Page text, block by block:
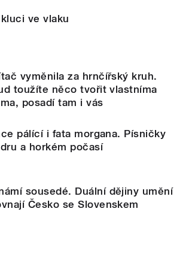
kluci ve vlaku
vyměnila za hrnčířský kruh.
toužíte něco tvořit vlastníma
posadí tam i vás
pálící i fata morgana. Písničky
a horkém počasí
sousedé. Duální dějiny umění
Česko se Slovenskem